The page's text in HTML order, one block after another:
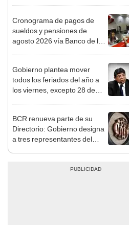
Cronograma de pagos de
sueldos y pensiones de
agosto 2026 vía Banco de la
Gobierno plantea mover
todos los feriados del año a
los viernes, excepto 28 de
BCR renueva parte de su
Directorio: Gobierno designa
a tres representantes del